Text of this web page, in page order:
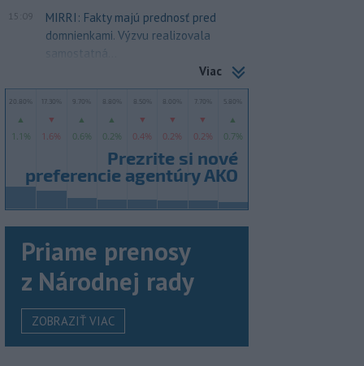
15:09
MIRRI: Fakty majú prednosť pred
domnienkami. Výzvu realizovala
samostatná...
Viac
Priame prenosy
z Národnej rady
ZOBRAZIŤ VIAC